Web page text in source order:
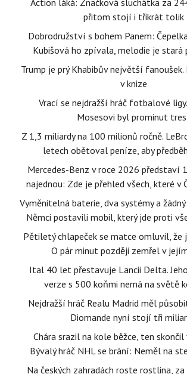
Action láká: Značková sluchátka za
přitom stojí i třikrát tolik
Dobrodružství s bohem Panem:
Kubišová ho zpívala, melodie je
Trump je prý Khabibův největší
v knize
Vrací se nejdražší hráč fotbalové
Mosesovi byl prominut
Z 1,3 miliardy na 100 milionů ročně.
letech obětoval peníze, aby
Mercedes-Benz v roce 2026 představí
najednou: Zde je přehled všech, které v
Vyměnitelná baterie, dva systémy a žádný
Němci postavili mobil, který jde proti
Pětiletý chlapeček se matce omluvil,
O pár minut později zemřel v
Ital 40 let přestavuje Lancii Delta.
verze s 500 koňmi nemá na světě
Nejdražší hráč Realu Madrid měl
Diomande nyní stojí tři
Chára srazil na kole běžce, ten skončil
Bývalý hráč NHL se brání: Neměl na
Na českých zahradách roste rostlina,